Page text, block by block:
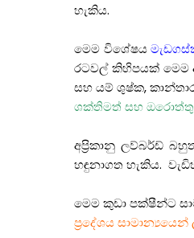
හැකිය.
මෙම විශේෂය
රටවල් කිහිපයක් මෙම
සහ යම් ශුෂ්ක,
ශක්තිමත් සහ ඔරොත්තු
අප්‍රිකානු ලව්බර්ඩ්
හඳුනාගත හැකිය.
මෙම කුඩා පක්ෂීන්ට
ප්‍රදේශය